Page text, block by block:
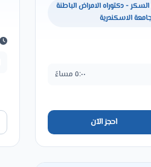
- دكتوراه الامراض الباطنة
الاسكندرية
٥:٠٠ مساءً
احجز الآن